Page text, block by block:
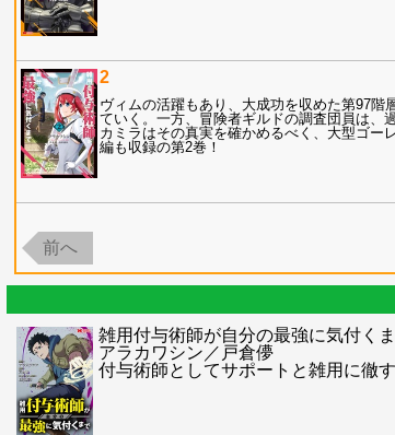
2
ヴィムの活躍もあり、大成功を収めた第97階
ていく。一方、冒険者ギルドの調査団員は、
カミラはその真実を確かめるべく、大型ゴ
編も収録の第2巻！
前へ
雑用付与術師が自分の最強に気付く
アラカワシン／戸倉儚
付与術師としてサポートと雑用に徹